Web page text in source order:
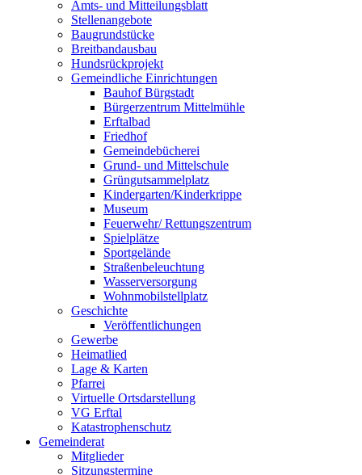
Amts- und Mitteilungsblatt
Stellenangebote
Baugrundstücke
Breitbandausbau
Hundsrückprojekt
Gemeindliche Einrichtungen
Bauhof Bürgstadt
Bürgerzentrum Mittelmühle
Erftalbad
Friedhof
Gemeindebücherei
Grund- und Mittelschule
Grüngutsammelplatz
Kindergarten/Kinderkrippe
Museum
Feuerwehr/ Rettungszentrum
Spielplätze
Sportgelände
Straßenbeleuchtung
Wasserversorgung
Wohnmobilstellplatz
Geschichte
Veröffentlichungen
Gewerbe
Heimatlied
Lage & Karten
Pfarrei
Virtuelle Ortsdarstellung
VG Erftal
Katastrophenschutz
Gemeinderat
Mitglieder
Sitzungstermine